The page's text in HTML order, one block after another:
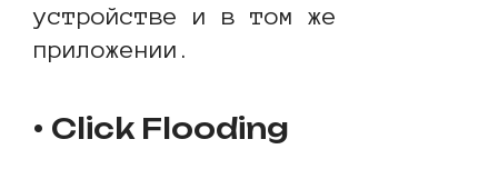
устройстве и в том же
приложении.
• Click Flooding